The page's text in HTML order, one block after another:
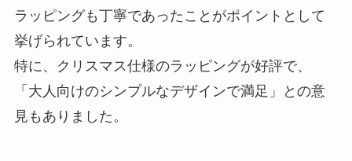
ラッピングも丁寧であったことがポイントとして
挙げられています。
特に、クリスマス仕様のラッピングが好評で、
「大人向けのシンプルなデザインで満足」との意
見もありました。